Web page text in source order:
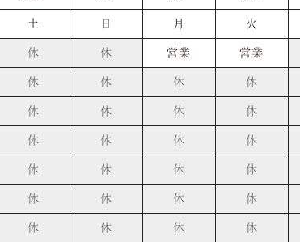
土 日 月 火
休 休 営業 営業
休 休 休 休
休 休 休 休
休 休 休 休
休 休 休 休
休 休 休 休
休 休 休 休